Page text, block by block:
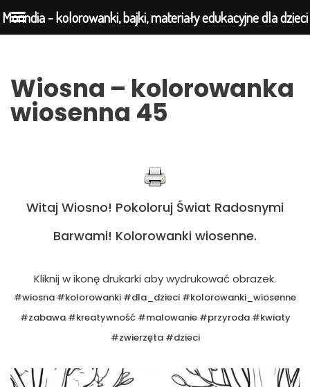
do
treści
Wiosna – kolorowanka
wiosenna 45
Witaj Wiosno! Pokoloruj Świat Radosnymi
Barwami! Kolorowanki wiosenne.
Kliknij w ikonę drukarki aby wydrukować obrazek.
#wiosna #kolorowanki #dla_dzieci #kolorowanki_wiosenne
#zabawa #kreatywność #malowanie #przyroda #kwiaty
#zwierzęta #dzieci
Morindia - kolorowanki, bajki, materiały edukacyjne dla dzieci